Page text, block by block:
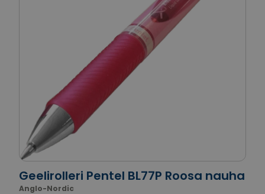
Geelirolleri Pentel BL77P Roosa nauha
Anglo-Nordic